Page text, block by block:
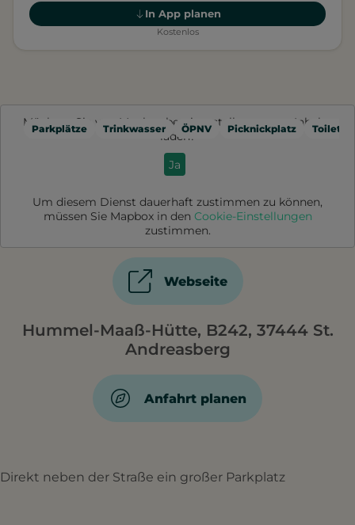
In App planen
Kostenlos
Parkplätze Trinkwasser ÖPNV Picknickplatz
Möchten Sie von Mapbox
bereitgestellte externe Inhalte
laden?
Ja
Um diesem Dienst dauerhaft zustimmen zu können,
müssen Sie Mapboxin den Cookie-Einstellungen
zustimmen.
Webseite
Hummel-Maaß-Hütte, B242, 37444 St.
Andreasberg
Anfahrt planen
Direkt neben der Straße ein großer Parkplatz